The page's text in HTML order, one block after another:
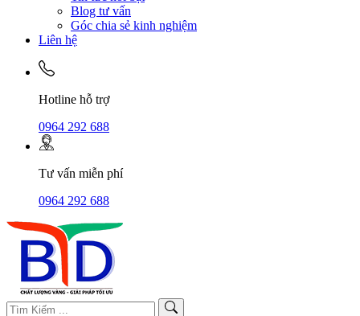
Blog tư vấn
Góc chia sẻ kinh nghiệm
Liên hệ
Hotline hỗ trợ
0964 292 688
Tư vấn miễn phí
0964 292 688